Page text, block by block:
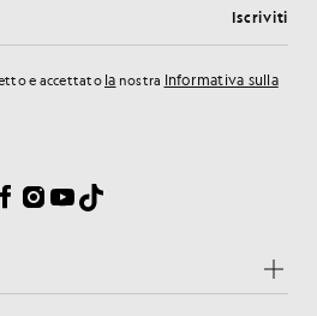
Iscriviti
e accettato la nostra Informativa sulla
Facebook
Instagram
YouTube
TikTok